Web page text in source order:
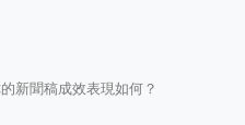
新聞稿成效表現如何？